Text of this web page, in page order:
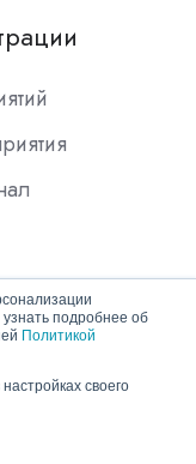
подробнее об
Политикой
своего